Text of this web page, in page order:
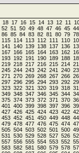
11
12
13
14
15
16
17
18
44
45
46
47
48
49
50
51
52
78
79
80
81
82
83
84
85
86
110
111
112
113
114
115
136
137
138
139
140
141
162
163
164
165
166
167
188
189
190
191
192
193
214
215
216
217
218
219
240
241
242
243
244
245
266
267
268
269
270
271
292
293
294
295
296
297
318
319
320
321
322
323
344
345
346
347
348
349
370
371
372
373
374
375
396
397
398
399
400
401
422
423
424
425
426
427
448
449
450
451
452
453
474
475
476
477
478
479
500
501
502
503
504
505
526
527
528
529
530
531
552
553
554
555
556
557
578
579
580
581
582
583